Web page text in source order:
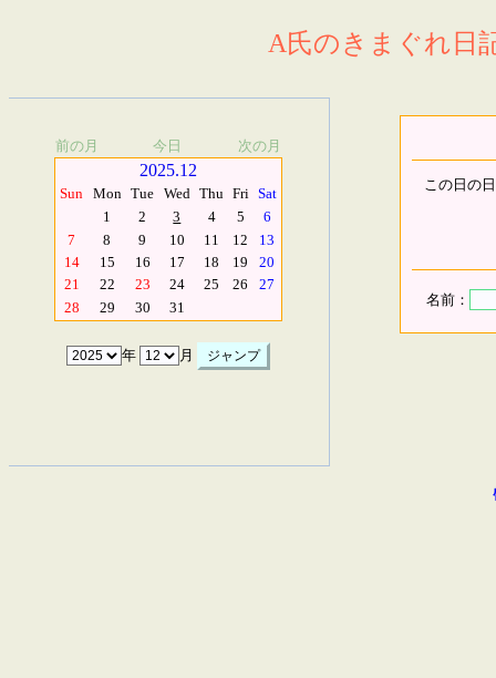
A氏のきまぐれ日
前の月 今日 次の月
2025.12
Sun Mon Tue Wed Thu Fri Sat
1
2 3 4 5
6
7
8 9 10 11 12
13
14
15 16 17 18 19
20
21
22 23 24 25 26
27
28
29 30 31
年 月
この日の
名前：